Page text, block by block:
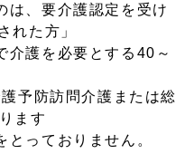
は、要介護認定を受け
れた方」
介護を必要とする40～
予防訪問介護または総
ます
っておりません。